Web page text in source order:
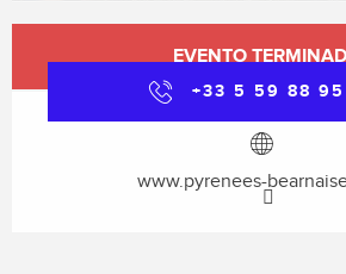
EVENTO
+33 5 59 88
www.pyrenees-